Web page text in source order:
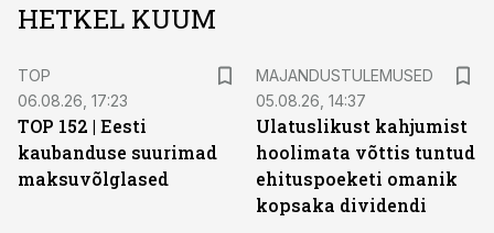
HETKEL KUUM
TOP
06.08.26, 17:23
TOP 152 | Eesti
kaubanduse suurimad
maksuvõlglased
MAJANDUSTULEMUSED
05.08.26, 14:37
Ulatuslikust kahjumist
hoolimata võttis tuntud
ehituspoeketi omanik
kopsaka dividendi